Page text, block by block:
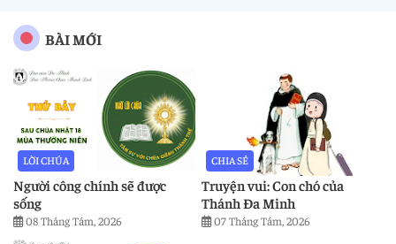
BÀI MỚI
LỜI CHÚA
Người công chính sẽ được
sống
08 Tháng Tám, 2026
CHIA SẺ
Truyện vui: Con chó của
Thánh Đa Minh
07 Tháng Tám, 2026